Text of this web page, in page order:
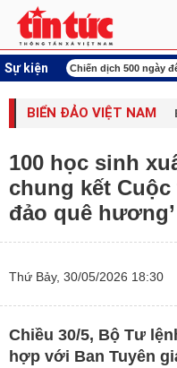
Sự kiện
mạng Chiến dịch 500 ngày
BIỂN ĐẢO VIỆT NAM
100 học sinh
chung kết Cuộc
đảo quê
Thứ Bảy, 30/05/2026 18:30
Chiều 30/5, Bộ Tư
hợp với Ban Tuyên